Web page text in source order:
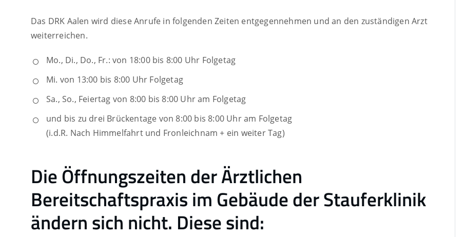
Das DRK Aalen wird diese Anrufe in folgenden Zeiten entgegennehmen und an den zuständigen Arzt
weiterreichen.
Mo., Di., Do., Fr.: von 18:00 bis 8:00 Uhr Folgetag
Mi. von 13:00 bis 8:00 Uhr Folgetag
Sa., So., Feiertag von 8:00 bis 8:00 Uhr am Folgetag
und bis zu drei Brückentage von 8:00 bis 8:00 Uhr am Folgetag
(i.d.R. Nach Himmelfahrt und Fronleichnam + ein weiter Tag)
Die Öffnungszeiten der Ärztlichen
Bereitschaftspraxis im Gebäude der Stauferklinik
ändern sich nicht. Diese sind: